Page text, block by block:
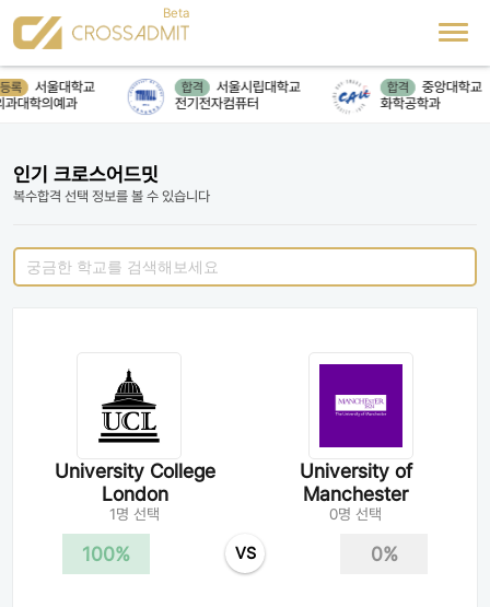
록
서울대학교
대학의예과
합격
서울시립대학교
전기전자컴퓨터
합격
중앙대학교
화학공학과
인기 크로스어드밋
복수합격 선택 정보를 볼 수 있습니다
University College
London
1명 선택
University of
Manchester
0명 선택
100% VS 0%